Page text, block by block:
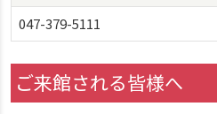
047-379-5111
ご来館される皆様へ